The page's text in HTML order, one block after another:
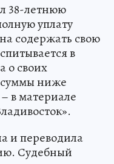
38-летнюю
уплату
содержать свою
в
о своих
суммы ниже
в материале
и переводила
Судебный